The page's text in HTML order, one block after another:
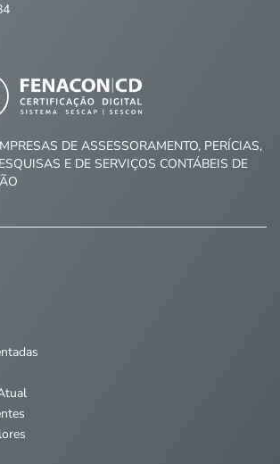
DE ASSESSORAMENTO, PERÍCIAS,
E DE SERVIÇOS CONTÁBEIS DE